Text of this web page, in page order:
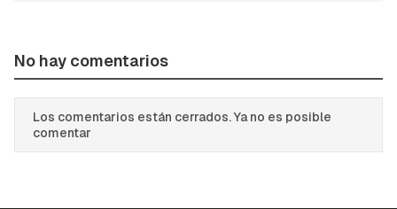
No hay comentarios
Los comentarios están cerrados. Ya no es posible
comentar